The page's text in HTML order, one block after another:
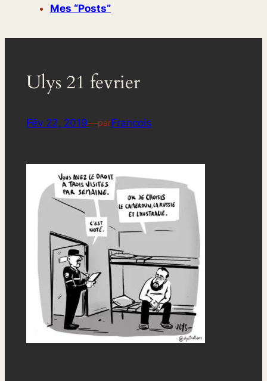
Mes “posts”
Ulys 21 fevrier
Fév 22, 2019—parFrancois